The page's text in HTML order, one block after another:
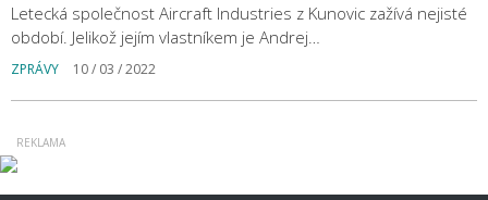
Letecká společnost Aircraft Industries z Kunovic zažívá nejisté
období. Jelikož jejím vlastníkem je Andrej…
ZPRÁVY 10 / 03 / 2022